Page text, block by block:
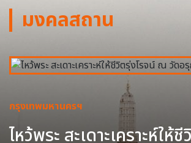
มงคลสถาน
กรุงเทพมหานครฯ
ไหว้พระ สะเดาะเคราะห์ให้